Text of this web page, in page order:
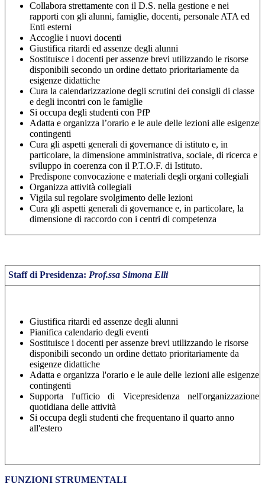
Collabora strettamente con il D.S. nella gestione e nei
rapporti con gli alunni, famiglie, docenti, personale ATA ed
Enti esterni
Accoglie i nuovi docenti
Giustifica ritardi ed assenze degli alunni
Sostituisce i docenti per assenze brevi utilizzando le risorse
disponibili secondo un ordine dettato prioritariamente da
esigenze didattiche
Cura la calendarizzazione degli scrutini dei consigli di classe
e degli incontri con le famiglie
Si occupa degli studenti con PfP
Adatta e organizza l’orario e le aule delle lezioni alle esigenze
contingenti
Cura gli aspetti generali di governance di istituto e, in
particolare, la dimensione amministrativa, sociale, di ricerca e
sviluppo in coerenza con il P.T.O.F. di Istituto.
Predispone convocazione e materiali degli organi collegiali
Organizza attività collegiali
Vigila sul regolare svolgimento delle lezioni
Cura gli aspetti generali di governance e, in particolare, la
dimensione di raccordo con i centri di competenza
Staff di Presidenza: Prof.ssa Simona Elli
Giustifica ritardi ed assenze degli alunni
Pianifica calendario degli eventi
Sostituisce i docenti per assenze brevi utilizzando le risorse
disponibili secondo un ordine dettato prioritariamente da
esigenze didattiche
Adatta e organizza l'orario e le aule delle lezioni alle esigenze
contingenti
Supporta l'ufficio di Vicepresidenza nell'organizzazione
quotidiana delle attività
Si occupa degli studenti che frequentano il quarto anno
all'estero
FUNZIONI STRUMENTALI